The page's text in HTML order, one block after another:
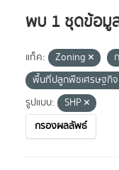
พบ 1 ชุดข้อมู
แท็ค: Zoning
พื้นที่ปลูกพืชเศรษฐกิจ
รูปแบบ:
SHP
กรองผลลัพธ์